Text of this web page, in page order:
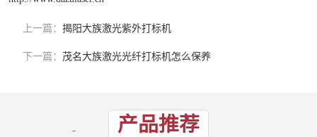
上一篇： 揭阳大族激光紫外打标机
下一篇： 茂名大族激光光纤打标机怎么保养
产品推荐